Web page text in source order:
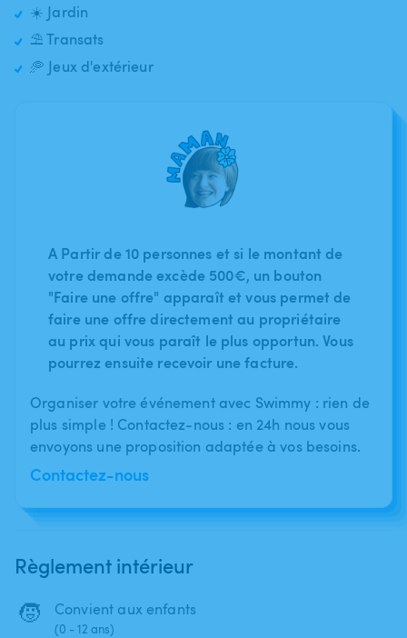
☀️ Jardin
⛱️ Transats
🥏 Jeux d'extérieur
A Partir de 10 personnes et si le montant de
votre demande excède 500€, un bouton
"Faire une offre" apparaît et vous permet de
faire une offre directement au propriétaire
au prix qui vous paraît le plus opportun. Vous
pourrez ensuite recevoir une facture.
Organiser votre événement avec Swimmy : rien de
plus simple ! Contactez-nous : en 24h nous vous
envoyons une proposition adaptée à vos besoins.
Contactez-nous
Règlement intérieur
🧒 Convient aux enfants
(0 - 12 ans)